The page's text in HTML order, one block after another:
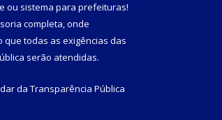
ou sistema para prefeituras!
completa, onde
que todas as exigências das
serão atendidas.
da Transparência Pública